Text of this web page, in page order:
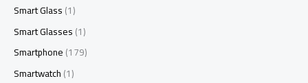
Smart Glass(1)
Smart Glasses(1)
Smartphone(179)
Smartwatch(1)